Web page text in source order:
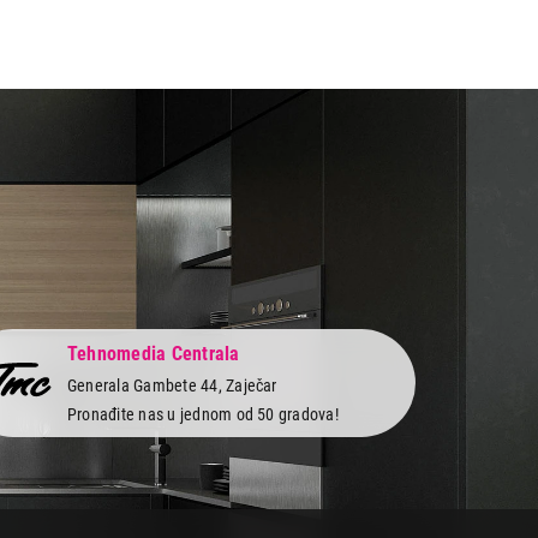
Tehnomedia Centrala
Generala Gambete 44, Zaječar
Pronađite nas u jednom od 50 gradova!